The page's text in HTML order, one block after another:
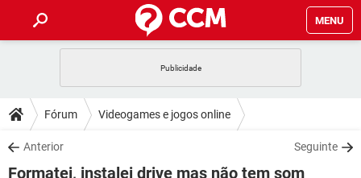
MENU
CELULAR FACEBOOK
OUTLOOK
INSTAGRAM GMAIL
DICAS
JOGOS WHATSAPP
DOWNLOADS
JOGOS WHATSAPP
Fórum Videogames e jogos online
Anterior Seguinte
Formatei, instalei drive mas não tem som